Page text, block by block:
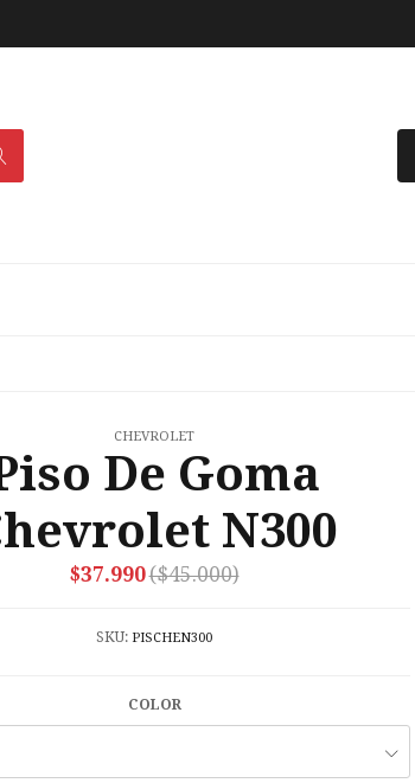
CHEVROLET
De Goma
N300
$37.990($45.000)
SKU: PISCHEN300
COLOR